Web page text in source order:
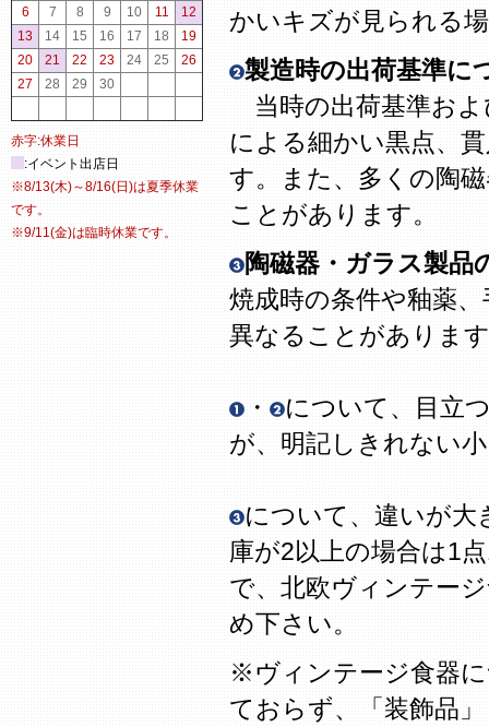
かいキズが見られる
製造時の出荷基準に
当時の出荷基準およ
による細かい黒点、
す。また、多くの陶
ことがあります。
陶磁器・ガラス製品
焼成時の条件や釉薬
異なることがありま
・
について、目立
が、明記しきれない
について、違いが
庫が2以上の場合は1
で、北欧ヴィンテー
め下さい。
※ヴィンテージ食器
ておらず、「装飾品
6
7 8 9 10 11
12
13
14 15 16 17 18
19
20
21 22 23 24 25
26
27
28 29 30
赤字:休業日
:イベント出店日
※8/13(木)～8/16(日)は夏季休業
です。
※9/11(金)は臨時休業です。